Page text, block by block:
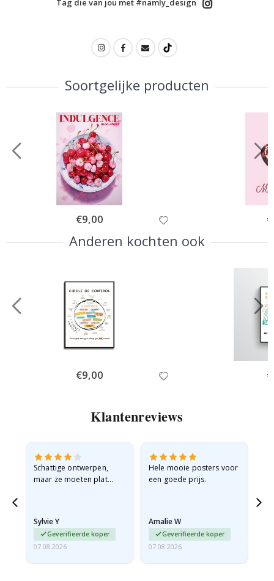
Tag die van jou met #namly_design
Soortgelijke producten
Special
Price
€9,00
Anderen kochten ook
Special
Price
€9,00
Klantenreviews
Schattige ontwerpen,
maar ze moeten plat
beetje…
Sylvie Y
Geverifieerde koper
07.08.2026
Hele mooie posters voor
een goede prijs.
Amalie W
Geverifieerde koper
07.08.2026